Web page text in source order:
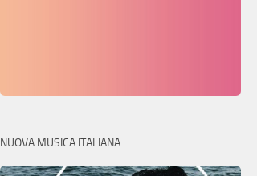
NUOVA MUSICA ITALIANA